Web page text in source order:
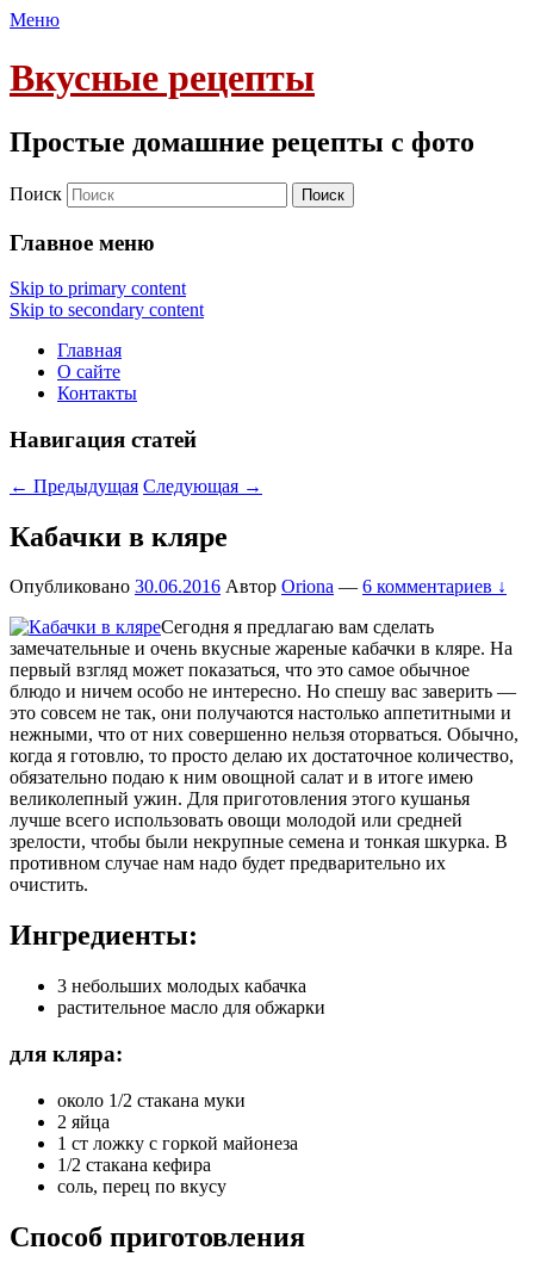
Меню
Вкусные рецепты
Простые домашние рецепты с фото
Поиск
Главное меню
Skip to primary content
Skip to secondary content
Главная
О сайте
Контакты
Навигация статей
← Предыдущая Следующая →
Кабачки в кляре
Опубликовано 30.06.2016 Автор Oriona — 6 комментариев ↓
Сегодня я предлагаю вам сделать
замечательные и очень вкусные жареные кабачки в кляре. На
первый взгляд может показаться, что это самое обычное
блюдо и ничем особо не интересно. Но спешу вас заверить —
это совсем не так, они получаются настолько аппетитными и
нежными, что от них совершенно нельзя оторваться. Обычно,
когда я готовлю, то просто делаю их достаточное количество,
обязательно подаю к ним овощной салат и в итоге имею
великолепный ужин. Для приготовления этого кушанья
лучше всего использовать овощи молодой или средней
зрелости, чтобы были некрупные семена и тонкая шкурка. В
противном случае нам надо будет предварительно их
очистить.
Ингредиенты:
3 небольших молодых кабачка
растительное масло для обжарки
для кляра:
около 1/2 стакана муки
2 яйца
1 ст ложку с горкой майонеза
1/2 стакана кефира
соль, перец по вкусу
Способ приготовления